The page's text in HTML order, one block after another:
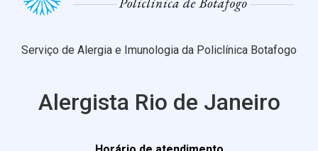
Serviço de Alergia e Imunologia da Policlínica Botafogo
Alergista Rio de Janeiro